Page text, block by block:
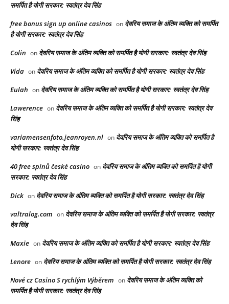
समर्पित है योगी सरकार: स्वतंत्र देव सिंह
free bonus sign up online casinos on देवरिय समाज के अंतिम व्यक्ति को समर्पित
है योगी सरकार: स्वतंत्र देव सिंह
Colin on देवरिय समाज के अंतिम व्यक्ति को समर्पित है योगी सरकार: स्वतंत्र देव सिंह
Vida on देवरिय समाज के अंतिम व्यक्ति को समर्पित है योगी सरकार: स्वतंत्र देव सिंह
Eulah on देवरिय समाज के अंतिम व्यक्ति को समर्पित है योगी सरकार: स्वतंत्र देव सिंह
Lawerence on देवरिय समाज के अंतिम व्यक्ति को समर्पित है योगी सरकार: स्वतंत्र देव
सिंह
variamensenfoto.jeanroyen.nl on देवरिय समाज के अंतिम व्यक्ति को समर्पित है
योगी सरकार: स्वतंत्र देव सिंह
40 free spinů české casino on देवरिय समाज के अंतिम व्यक्ति को समर्पित है योगी
सरकार: स्वतंत्र देव सिंह
Dick on देवरिय समाज के अंतिम व्यक्ति को समर्पित है योगी सरकार: स्वतंत्र देव सिंह
valtralog.com on देवरिय समाज के अंतिम व्यक्ति को समर्पित है योगी सरकार: स्वतंत्र
देव सिंह
Maxie on देवरिय समाज के अंतिम व्यक्ति को समर्पित है योगी सरकार: स्वतंत्र देव सिंह
Lenore on देवरिय समाज के अंतिम व्यक्ति को समर्पित है योगी सरकार: स्वतंत्र देव सिंह
Nové cz Casino S rychlým Výběrem on देवरिय समाज के अंतिम व्यक्ति को
समर्पित है योगी सरकार: स्वतंत्र देव सिंह